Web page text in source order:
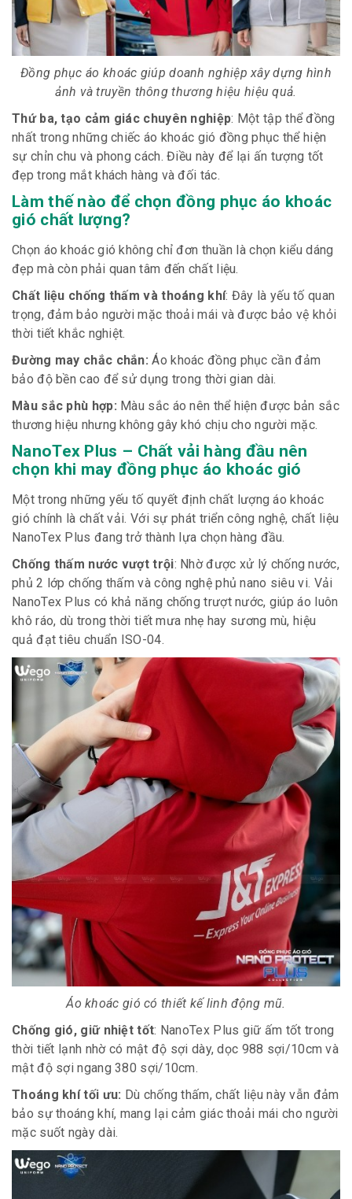
Đồng phục áo khoác giúp doanh nghiệp xây dựng hình
ảnh và truyền thông thương hiệu hiệu quả.
Thứ ba, tạo cảm giác chuyên nghiệp: Một tập thể đồng
nhất trong những chiếc áo khoác gió đồng phục thể hiện
sự chỉn chu và phong cách. Điều này để lại ấn tượng tốt
đẹp trong mắt khách hàng và đối tác.
Làm thế nào để chọn đồng phục áo khoác
gió chất lượng?
Chọn áo khoác gió không chỉ đơn thuần là chọn kiểu dáng
đẹp mà còn phải quan tâm đến chất liệu.
Chất liệu chống thấm và thoáng khí: Đây là yếu tố quan
trọng, đảm bảo người mặc thoải mái và được bảo vệ khỏi
thời tiết khắc nghiệt.
Đường may chắc chắn: Áo khoác đồng phục cần đảm
bảo độ bền cao để sử dụng trong thời gian dài.
Màu sắc phù hợp: Màu sắc áo nên thể hiện được bản sắc
thương hiệu nhưng không gây khó chịu cho người mặc.
NanoTex Plus – Chất vải hàng đầu nên
chọn khi may đồng phục áo khoác gió
Một trong những yếu tố quyết định chất lượng áo khoác
gió chính là chất vải. Với sự phát triển công nghệ, chất liệu
NanoTex Plus đang trở thành lựa chọn hàng đầu.
Chống thấm nước vượt trội: Nhờ được xử lý chống nước,
phủ 2 lớp chống thấm và công nghệ phủ nano siêu vi. Vải
NanoTex Plus có khả năng chống trượt nước, giúp áo luôn
khô ráo, dù trong thời tiết mưa nhẹ hay sương mù, hiệu
quả đạt tiêu chuẩn ISO-04.
Áo khoác gió có thiết kế linh động mũ.
Chống gió, giữ nhiệt tốt: NanoTex Plus giữ ấm tốt trong
thời tiết lạnh nhờ có mật độ sợi dày, dọc 988 sợi/10cm và
mật độ sợi ngang 380 sợi/10cm.
Thoáng khí tối ưu: Dù chống thấm, chất liệu này vẫn đảm
bảo sự thoáng khí, mang lại cảm giác thoải mái cho người
mặc suốt ngày dài.